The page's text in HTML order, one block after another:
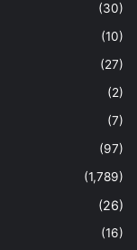
(30)
(10)
(27)
(2)
(7)
(97)
(1,789)
(26)
(16)